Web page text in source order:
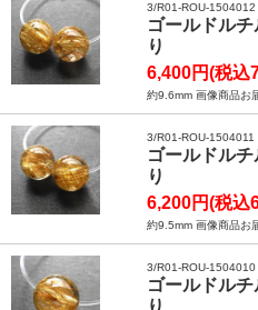
3/R01-ROU-1504012
ゴールドル
り
6,400円(税込
約9.6mm 画像商品お
3/R01-ROU-1504011
ゴールドル
り
6,200円(税込
約9.5mm 画像商品お
3/R01-ROU-1504010
ゴールドル